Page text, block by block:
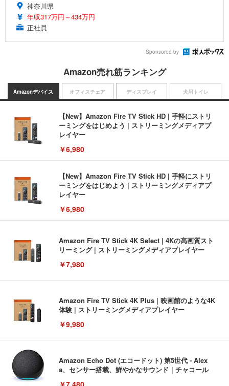
神奈川県
年収317万円～434万円
正社員
Sponsored by
Amazon売れ筋ランキング
Amazonデバイス
【New】Amazon Fire TV Stick HD | 手軽にストリ
ーミングをはじめよう | ストリーミングメディアプ
レイヤー
￥6,980
【New】Amazon Fire TV Stick HD | 手軽にストリ
ーミングをはじめよう | ストリーミングメディアプ
レイヤー
￥6,980
Amazon Fire TV Stick 4K Select | 4Kの高画質スト
リーミング | ストリーミングメディアプレイヤー
￥7,980
Amazon Fire TV Stick 4K Plus | 映画館のような4K
体験 | ストリーミングメディアプレイヤー
￥9,980
Amazon Echo Dot (エコードット) 第5世代 - Alex
a、センサー搭載、鮮やかなサウンド｜チャコール
オフィスチェア ディスプレイ 犬用トイレ